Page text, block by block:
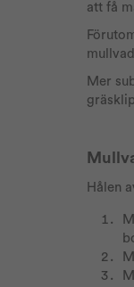
att få
Mer
Hålen